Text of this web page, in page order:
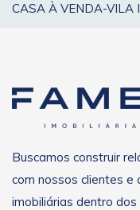
CASA À VENDA-VILA
Buscamos construir
com nossos clientes e
imobiliárias dentro